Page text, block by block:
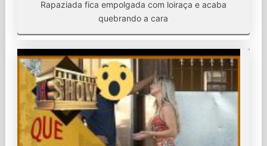
Rapaziada fica empolgada com loiraça e acaba
quebrando a cara